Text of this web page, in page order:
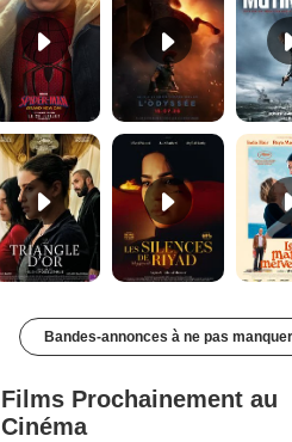
Les Silences de Riyad Bande-annonce VO STFR
Bandes-annonces à ne pas manquer
Films Prochainement au
Cinéma